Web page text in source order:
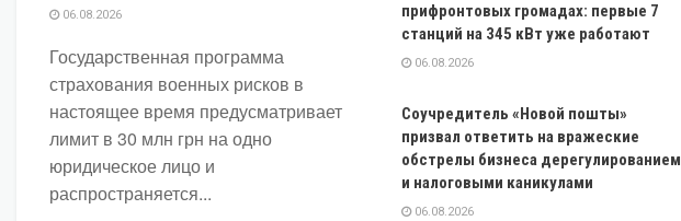
06.08.2026
Государственная программа
страхования военных рисков в
настоящее время предусматривает
лимит в 30 млн грн на одно
юридическое лицо и
распространяется...
прифронтовых громадах: первые 7
станций на 345 кВт уже работают
06.08.2026
Соучредитель «Новой пошты»
призвал ответить на вражеские
обстрелы бизнеса дерегулированием
и налоговыми каникулами
06.08.2026